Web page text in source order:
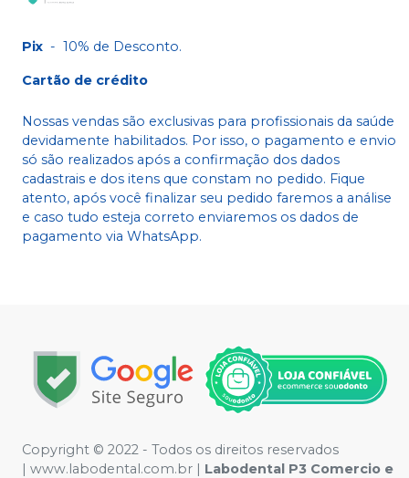
Pix - 10% de Desconto.
Cartão de crédito
Nossas vendas são exclusivas para profissionais da saúde
devidamente habilitados. Por isso, o pagamento e envio
só são realizados após a confirmação dos dados
cadastrais e dos itens que constam no pedido. Fique
atento, após você finalizar seu pedido faremos a análise
e caso tudo esteja correto enviaremos os dados de
pagamento via WhatsApp.
Copyright © 2022 - Todos os direitos reservados
| www.labodental.com.br | Labodental P3 Comercio e